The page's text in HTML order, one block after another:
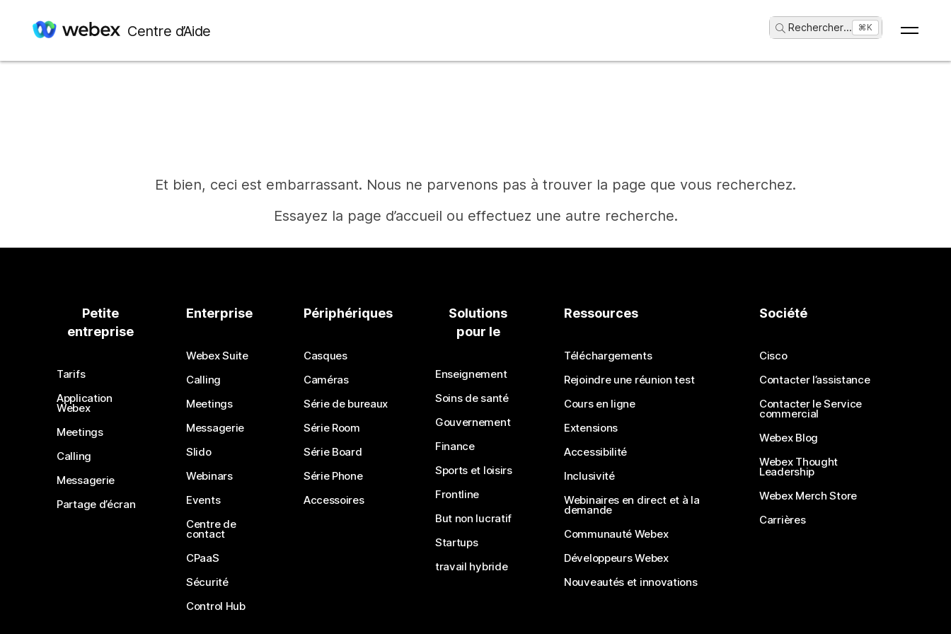
Centre d’Aide Rechercher... ⌘K
Et bien, ceci est embarrassant. Nous ne parvenons pas à trouver la page que vous recherchez.
Essayez la page d’accueil ou effectuez une autre recherche.
Vous avez besoin d’une réponse ?
Petite
entreprise
Tarifs
Application
Webex
Meetings
Calling
Messagerie
Partage d’écran
Enterprise
Webex Suite
Calling
Meetings
Messagerie
Slido
Webinars
Events
Centre de
contact
CPaaS
Sécurité
Control Hub
Périphériques
Casques
Caméras
Série de bureaux
Série Room
Série Board
Série Phone
Accessoires
Solutions
pour le
Enseignement
Soins de santé
Gouvernement
Finance
Sports et loisirs
Frontline
But non lucratif
Startups
travail hybride
Ressources
Téléchargements
Rejoindre une réunion test
Cours en ligne
Extensions
Accessibilité
Inclusivité
Webinaires en direct et à la
demande
Communauté Webex
Développeurs Webex
Nouveautés et innovations
Société
Cisco
Contacter l’assistance
Contacter le Service
commercial
Webex Blog
Webex Thought
Leadership
Webex Merch Store
Carrières